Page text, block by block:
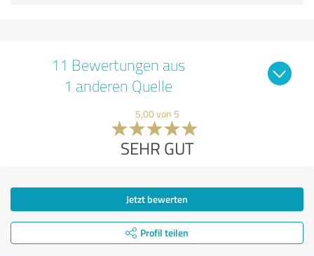
11 Bewertungen aus
1 anderen Quelle
5,00 von 5
SEHR GUT
Jetzt bewerten
Profil teilen